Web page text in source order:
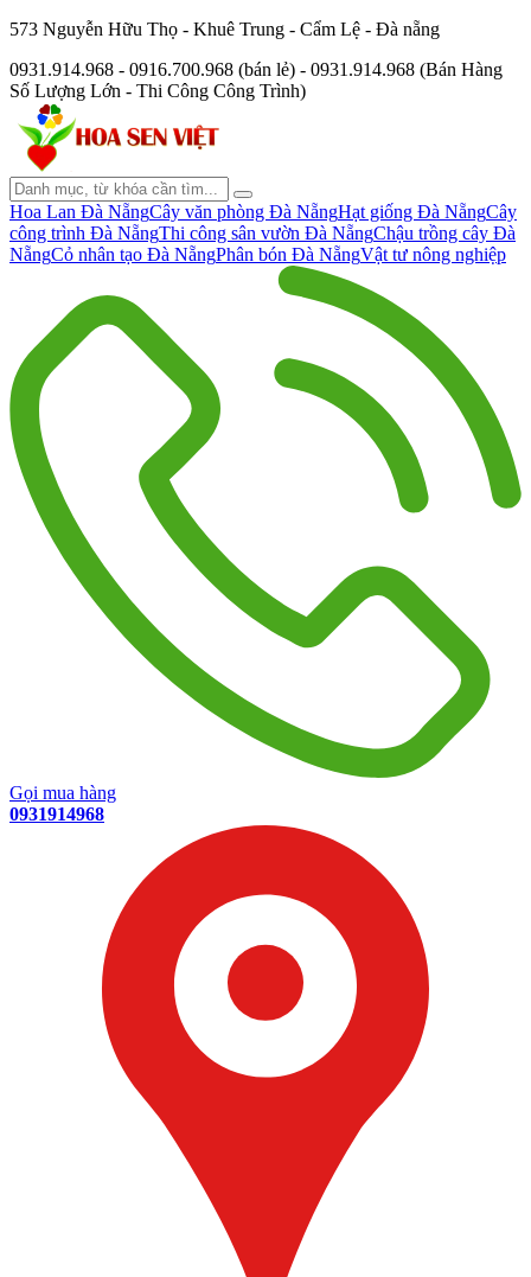
573 Nguyễn Hữu Thọ - Khuê Trung - Cẩm Lệ - Đà nẵng
0931.914.968 - 0916.700.968 (bán lẻ) - 0931.914.968 (Bán Hàng
Số Lượng Lớn - Thi Công Công Trình)
Hoa Lan Đà NẵngCây văn phòng Đà NẵngHạt giống Đà NẵngCây
công trình Đà NẵngThi công sân vườn Đà NẵngChậu trồng cây Đà
NẵngCỏ nhân tạo Đà NẵngPhân bón Đà NẵngVật tư nông nghiệp
Gọi mua hàng
0931914968